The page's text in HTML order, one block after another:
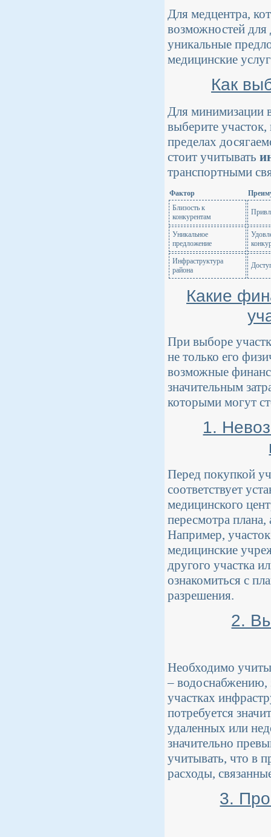
Для медцентра,
возможностей
уникальные
медицинские
Как
Для минимизации
выберите
пределах
стоит учитывать
транспортными
Фактор
Близость к
конкурентам
Уникальное
предложение
Инфраструктура
района
Какие
При выборе
не только его
возможные
значительным
которыми могут
1.
Перед покупкой
соответствует
медицинского
пересмотра плана,
Например,
медицинские
другого участка
ознакомиться с
разрешения.
2.
Необходимо
– водоснабжению,
участках
потребуется
удаленных или
значительно
учитывать, что в
расходы,
3.